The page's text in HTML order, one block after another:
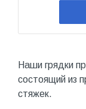
Наши грядки
состоящий из
стяжек.